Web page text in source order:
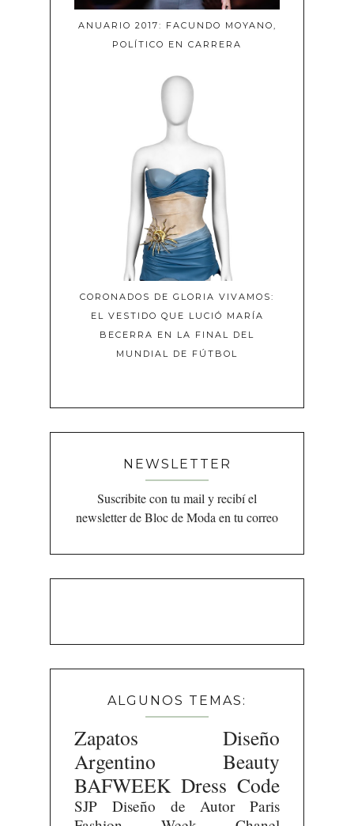
ANUARIO 2017: FACUNDO MOYANO,
POLÍTICO EN CARRERA
CORONADOS DE GLORIA VIVAMOS:
EL VESTIDO QUE LUCIÓ MARÍA
BECERRA EN LA FINAL DEL
MUNDIAL DE FÚTBOL
NEWSLETTER
Suscribite con tu mail y recibí el
newsletter de Bloc de Moda en tu correo
ALGUNOS TEMAS:
Zapatos
Diseño
Argentino
Beauty
BAFWEEK Dress Code
SJP Diseño de Autor
Paris